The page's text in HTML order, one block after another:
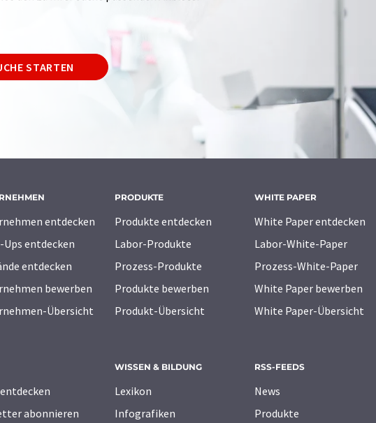
STARTEN
entdecken
entdecken
entdecken
bewerben
Übersicht
PRODUKTE
Produkte entdecken
Labor-Produkte
Prozess-Produkte
Produkte bewerben
Produkt-Übersicht
WHITE PAPER
White Paper entdecken
Labor-White-Paper
Prozess-White-Paper
White Paper bewerben
White Paper-Übersicht
abonnieren
WISSEN & BILDUNG
Lexikon
Infografiken
RSS-FEEDS
News
Produkte